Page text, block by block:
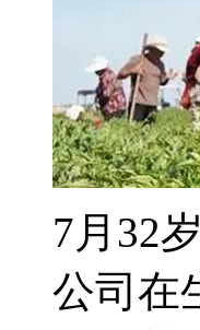
7月32
公司在